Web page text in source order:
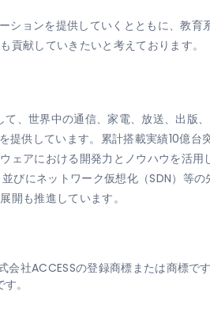
ションを提供していくとともに、教育
献していきたいと考えております。
、世界中の通信、家電、放送、出版
供しています。累計搭載実績10億台
ェアにおける開発力とノウハウを活用
びにネットワーク仮想化（SDN）等
開も推進しています。
社ACCESSの登録商標または商標です
。